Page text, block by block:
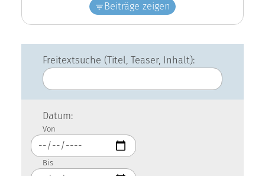
Beiträge zeigen
Freitextsuche (Titel, Teaser, Inhalt):
Datum:
Von
Bis